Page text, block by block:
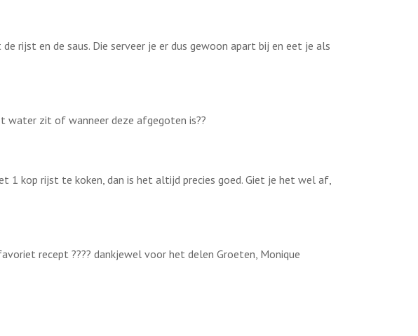
rijst en de saus. Die serveer je er dus gewoon apart bij en eet je als
water zit of wanneer deze afgegoten is??
kop rijst te koken, dan is het altijd precies goed. Giet je het wel af,
recept ???? dankjewel voor het delen Groeten, Monique